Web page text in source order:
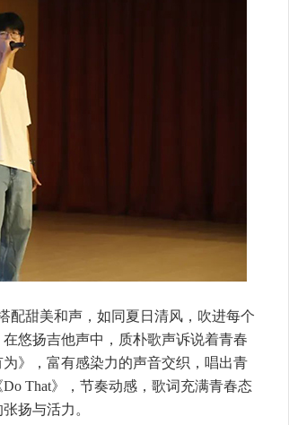
配甜美和声，如同夏日清风，吹进每个
悠扬吉他声中，质朴歌声诉说着青春
》，富有感染力的声音交织，唱出青
That》，节奏动感，歌词充满青春态
扬与活力。